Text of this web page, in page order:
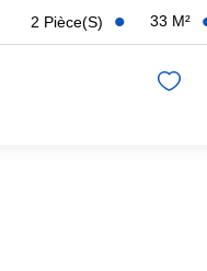
2 Pièce(s) 33 M²